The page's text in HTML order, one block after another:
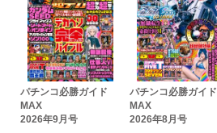
パチンコ必勝ガイド
MAX
2026年9月号
パチンコ必勝ガイド
MAX
2026年8月号